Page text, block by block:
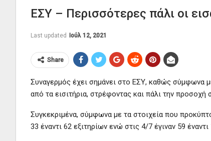
ΕΣΥ – Περισσότερες πάλι οι
Last updated Ιούλ 12, 2021
Share
Συναγερμός έχει σημάνει στο ΕΣΥ, καθώς σύμφωνα
από τα εισιτήρια, στρέφοντας και πάλι την
Συγκεκριμένα, σύμφωνα με τα στοιχεία που
33 έναντι 62 εξιτηρίων ενώ στις 4/7 έγιναν 59 έναντι